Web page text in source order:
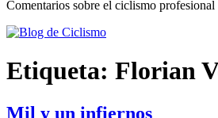
Comentarios sobre el ciclismo profesional
Etiqueta: Florian
Mil y un infiernos